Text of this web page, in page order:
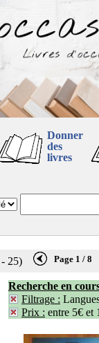
Donner
des
livres
25) Page 1 / 8
Recherche en
Filtrage :
Prix : entre 5€ et